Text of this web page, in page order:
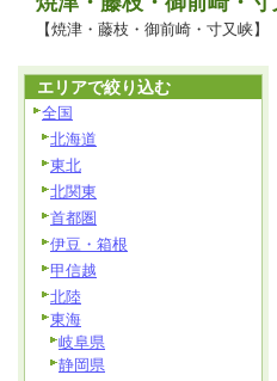
【焼津・藤枝・御前崎・寸又峡
エリアで絞り込む
全国
北海道
東北
北関東
首都圏
伊豆・箱根
甲信越
北陸
東海
岐阜県
静岡県